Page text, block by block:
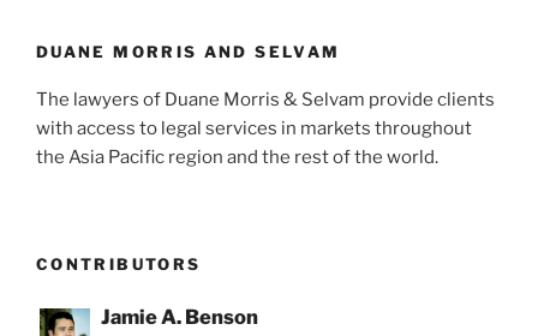
DUANE MORRIS AND SELVAM
The lawyers of Duane Morris & Selvam provide clients
with access to legal services in markets throughout
the Asia Pacific region and the rest of the world.
CONTRIBUTORS
Jamie A. Benson